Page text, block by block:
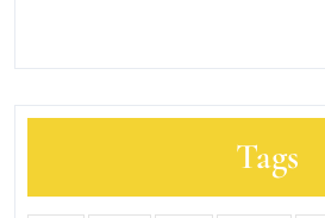
Tags